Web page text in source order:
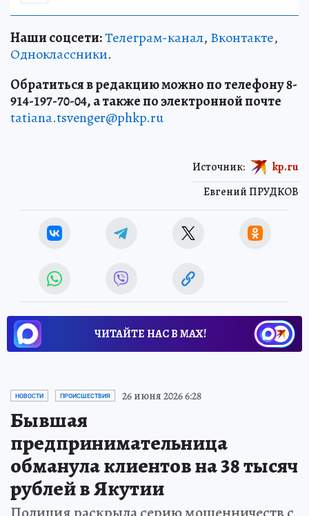
Наши соцсети:Телеграм-канал, Вконтакте,
Одноклассники.
Обратиться в редакцию можно по телефону 8-
914-197-70-04, а также по электронной почте
tatiana.tsvenger@phkp.ru
Евгений ПРУДКОВ
Источник: kp.ru
ЧИТАЙТЕ НАС В МАХ!
НОВОСТИ ПРОИСШЕСТВИЯ 26 июня 2026 6:28
Бывшая
предпринимательница
обманула клиентов на 38 тысяч
рублей в Якутии